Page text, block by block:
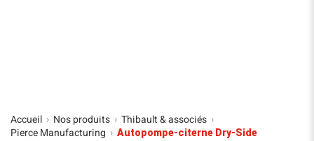
Accueil › Nos produits › Thibault & associés ›
Pierce Manufacturing › Autopompe-citerne Dry-Side